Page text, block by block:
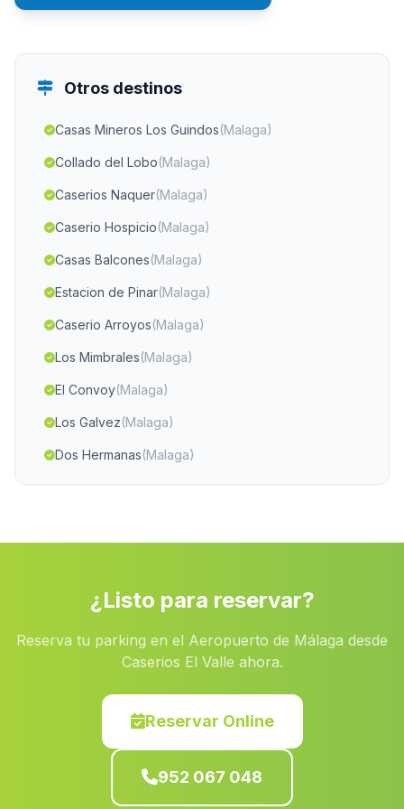
Otros destinos
Casas Mineros Los Guindos(Malaga)
Collado del Lobo(Malaga)
Caserios Naquer(Malaga)
Caserio Hospicio(Malaga)
Casas Balcones(Malaga)
Estacion de Pinar(Malaga)
Caserio Arroyos(Malaga)
Los Mimbrales(Malaga)
El Convoy(Malaga)
Los Galvez(Malaga)
Dos Hermanas(Malaga)
La Ermita(Malaga)
Llano del Abad (Malaga)
Los Chaulines(Malaga)
Castano de Robledo(Malaga)
Cortijo de Aguadulce(Malaga)
San Bartolome de la Torre(Malaga)
¿Listo para reservar?
Reserva tu parking en el Aeropuerto de Málaga desde
Caserios El Valle ahora.
Reservar Online
952 067 048